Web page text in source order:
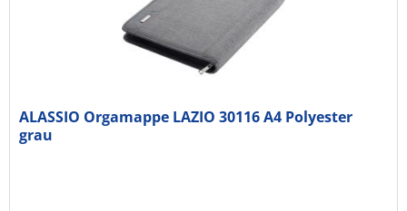
ALASSIO Orgamappe LAZIO 30116 A4 Polyester
grau